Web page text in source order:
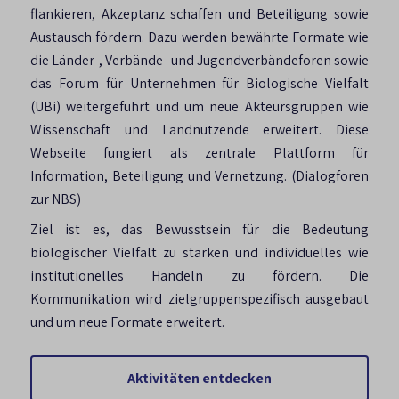
flankieren, Akzeptanz schaffen und Beteiligung sowie
Austausch fördern. Dazu werden bewährte Formate wie
die Länder-, Verbände- und Jugendverbändeforen sowie
das Forum für Unternehmen für Biologische Vielfalt
(UBi) weitergeführt und um neue Akteursgruppen wie
Wissenschaft und Landnutzende erweitert. Diese
Webseite fungiert als zentrale Plattform für
Information, Beteiligung und Vernetzung. (Dialogforen
zur NBS)
Ziel ist es, das Bewusstsein für die Bedeutung
biologischer Vielfalt zu stärken und individuelles wie
institutionelles Handeln zu fördern. Die
Kommunikation wird zielgruppenspezifisch ausgebaut
und um neue Formate erweitert.
Aktivitäten entdecken